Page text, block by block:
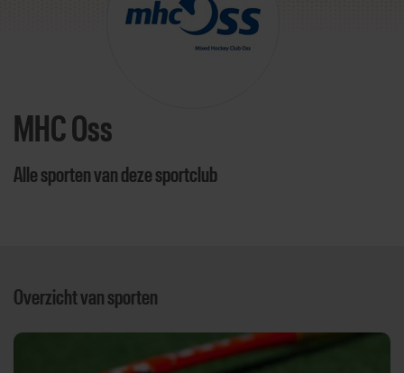
MHC Oss
Alle sporten van deze sportclub
Overzicht van sporten